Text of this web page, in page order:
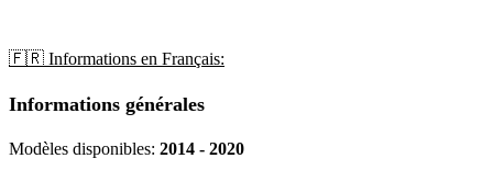
🇫🇷 Informations en Français:
Informations générales
Modèles disponibles: 2014 - 2020